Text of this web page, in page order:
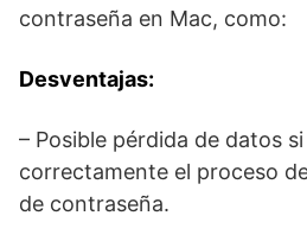
contraseña en Mac, como:
Desventajas:
– Posible‍ pérdida de ⁢datos
correctamente ⁣el proceso⁢
de contraseña.